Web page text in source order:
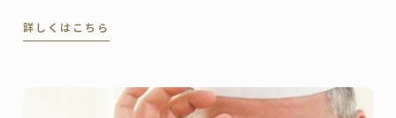
は7年前。「日本人なら誰もが親しむ味ですから、これ
詳しくはこちら